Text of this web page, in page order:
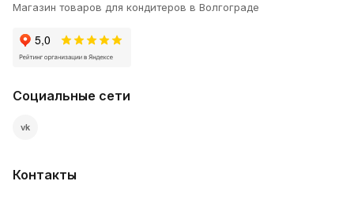
Магазин товаров для кондитеров в Волгограде
Социальные сети
vk
Контакты